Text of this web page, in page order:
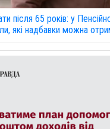
після 65 років: у
які надбавки можна